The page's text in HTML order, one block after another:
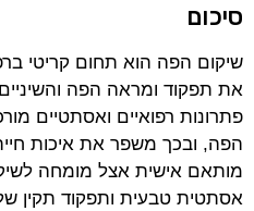
סיכום
שיקום הפה הוא תחום קריטי
את תפקוד ומראה הפה
פתרונות רפואיים ואסתטיים
הפה, ובכך משפר את איכות
מותאם אישית אצל מומחה
אסתטית טבעית ותפקוד תקין